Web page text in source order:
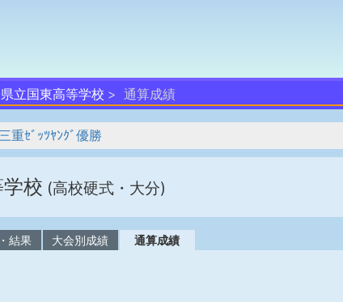
立国東高等学校 通算成績
重ｾﾞｯﾂﾔﾝｸﾞ優勝
校 (高校硬式・大分)
結果 大会別成績 通算成績